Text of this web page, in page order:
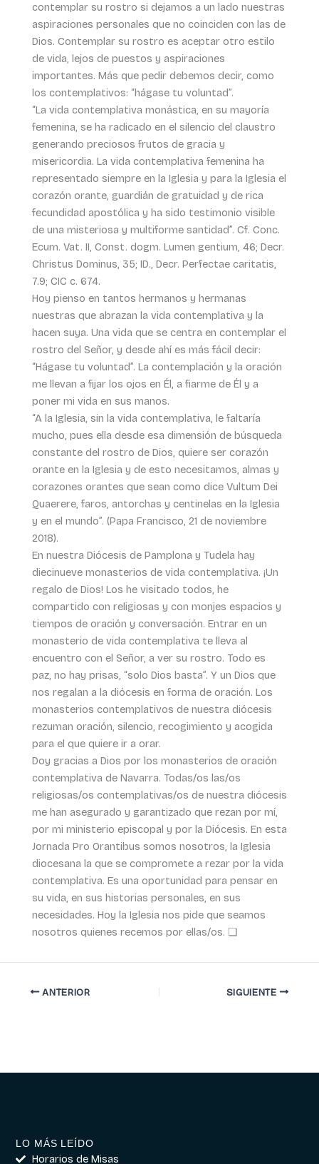
contemplar su rostro si dejamos a un lado nuestras
aspiraciones personales que no coinciden con las de
Dios. Contemplar su rostro es aceptar otro estilo
de vida, lejos de puestos y aspiraciones
importantes. Más que pedir debemos decir, como
los contemplativos: “hágase tu voluntad”.
“La vida contemplativa monástica, en su mayoría
femenina, se ha radicado en el silencio del claustro
generando preciosos frutos de gracia y
misericordia. La vida contemplativa femenina ha
representado siempre en la Iglesia y para la Iglesia el
corazón orante, guardián de gratuidad y de rica
fecundidad apostólica y ha sido testimonio visible
de una misteriosa y multiforme santidad”. Cf. Conc.
Ecum. Vat. II, Const. dogm. Lumen gentium, 46; Decr.
Christus Dominus, 35; ID., Decr. Perfectae caritatis,
7.9; CIC c. 674.
Hoy pienso en tantos hermanos y hermanas
nuestras que abrazan la vida contemplativa y la
hacen suya. Una vida que se centra en contemplar el
rostro del Señor, y desde ahí es más fácil decir:
“Hágase tu voluntad”. La contemplación y la oración
me llevan a fijar los ojos en Él, a fiarme de Él y a
poner mi vida en sus manos.
“A la Iglesia, sin la vida contemplativa, le faltaría
mucho, pues ella desde esa dimensión de búsqueda
constante del rostro de Dios, quiere ser corazón
orante en la Iglesia y de esto necesitamos, almas y
corazones orantes que sean como dice Vultum Dei
Quaerere, faros, antorchas y centinelas en la Iglesia
y en el mundo”. (Papa Francisco, 21 de noviembre
2018).
En nuestra Diócesis de Pamplona y Tudela hay
diecinueve monasterios de vida contemplativa. ¡Un
regalo de Dios! Los he visitado todos, he
compartido con religiosas y con monjes espacios y
tiempos de oración y conversación. Entrar en un
monasterio de vida contemplativa te lleva al
encuentro con el Señor, a ver su rostro. Todo es
paz, no hay prisas, “solo Dios basta”. Y un Dios que
nos regalan a la diócesis en forma de oración. Los
monasterios contemplativos de nuestra diócesis
rezuman oración, silencio, recogimiento y acogida
para el que quiere ir a orar.
Doy gracias a Dios por los monasterios de oración
contemplativa de Navarra. Todas/os las/os
religiosas/os contemplativas/os de nuestra diócesis
me han asegurado y garantizado que rezan por mí,
por mi ministerio episcopal y por la Diócesis. En esta
Jornada Pro Orantibus somos nosotros, la Iglesia
diocesana la que se compromete a rezar por la vida
contemplativa. Es una oportunidad para pensar en
su vida, en sus historias personales, en sus
necesidades. Hoy la Iglesia nos pide que seamos
nosotros quienes recemos por ellas/os. ❏
ANTERIOR SIGUIENTE
LO MÁS LEÍDO
Horarios de Misas